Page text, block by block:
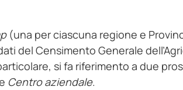
(una per ciascuna regione e
del Censimento Generale
si fa riferimento a due
Centro aziendale.